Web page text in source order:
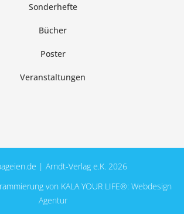
Sonderhefte
Bücher
Poster
Veranstaltungen
| Arndt-Verlag e.K. 2026
von KALA YOUR LIFE®: Webdesign
Agentur